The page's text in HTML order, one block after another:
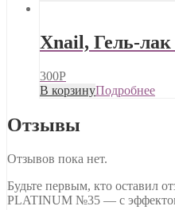
Xnail, Гель-
300Р
В корзинуПодробнее
Отзывы
Отзывов пока нет.
Будьте первым, кто оставил
PLATINUM №35 — с